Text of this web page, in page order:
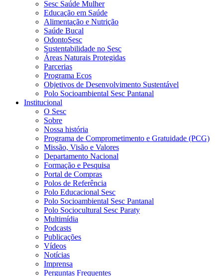
Sesc Saúde Mulher
Educação em Saúde
Alimentação e Nutrição
Saúde Bucal
OdontoSesc
Sustentabilidade no Sesc
Áreas Naturais Protegidas
Parcerias
Programa Ecos
Objetivos de Desenvolvimento Sustentável
Polo Socioambiental Sesc Pantanal
Institucional
O Sesc
Sobre
Nossa história
Programa de Comprometimento e Gratuidade (PCG)
Missão, Visão e Valores
Departamento Nacional
Formação e Pesquisa
Portal de Compras
Polos de Referência
Polo Educacional Sesc
Polo Socioambiental Sesc Pantanal
Polo Sociocultural Sesc Paraty
Multimídia
Podcasts
Publicações
Vídeos
Notícias
Imprensa
Perguntas Frequentes